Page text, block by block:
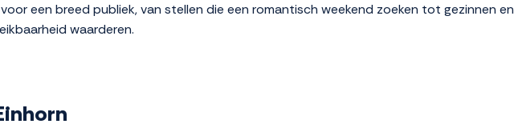
een breed publiek, van stellen die een romantisch weekend zoeken tot gezinnen en
waarderen.